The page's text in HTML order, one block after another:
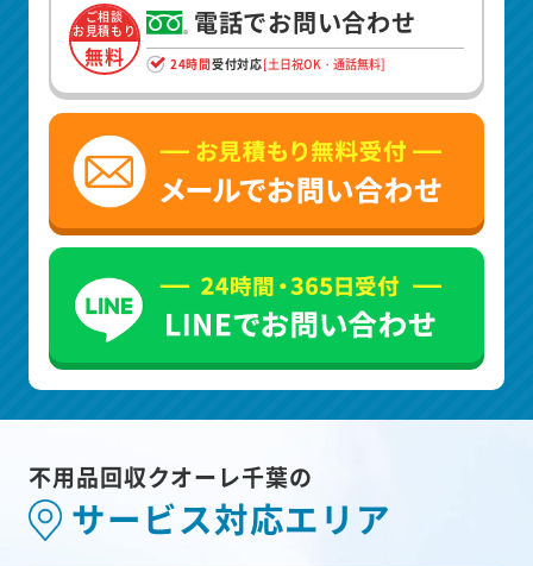
ご相談
お見積もり
無料
電話でお問い合わせ
24時間受付対応[土日祝OK・通話無料]
不用品回収クオーレ千葉の
サービス対応エリア